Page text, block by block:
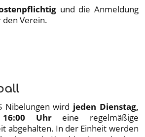
und die Anmeldung
Verein.
Nibelungen wird jeden Dienstag,
Uhreine regelmäßige
abgehalten. In der Einheit werden